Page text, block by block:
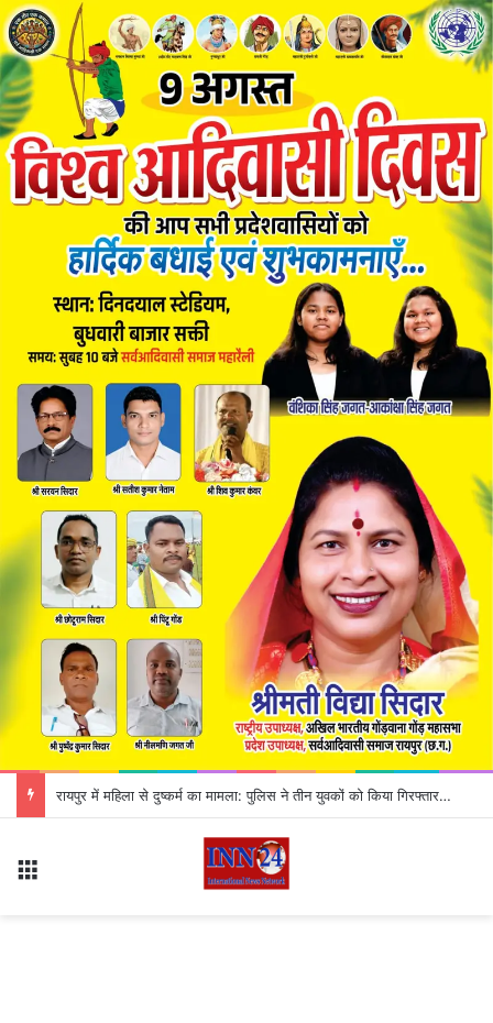
CG Road Accident: रॉयल बस और ट्रक में भीषण टक्कर, हादसे में 12 यात्री गंभीर रूप से घायल